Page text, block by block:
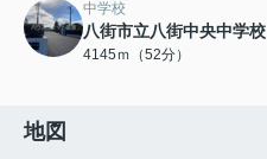
中学校
八街市立八街中央中学校
4145ｍ（52分）
地図